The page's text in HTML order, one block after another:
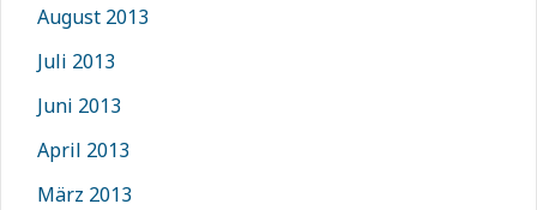
August 2013
Juli 2013
Juni 2013
April 2013
März 2013